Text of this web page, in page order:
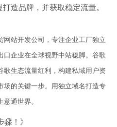
造品牌，并获取稳定流量。
站开发公司，专注企业工厂独立
口企业在全球视野中站稳脚。谷歌
歌生态流量红利，构建私域用户资
场的关键一步。用独立域名打造专
通世界。
！》